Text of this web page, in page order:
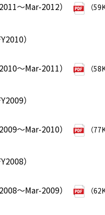
～Mar-2012） （
）
～Mar-2011） （
）
～Mar-2010） （
）
～Mar-2009） （